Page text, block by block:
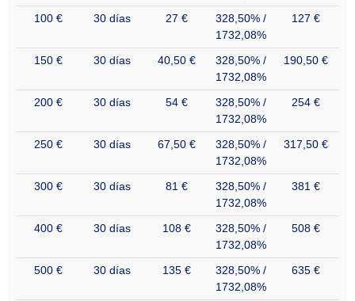
100 € 30 días 27 €
328,50% /
1732,08%
127 €
150 € 30 días 40,50 €
328,50% /
1732,08%
190,50 €
200 € 30 días 54 €
328,50% /
1732,08%
254 €
250 € 30 días 67,50 €
328,50% /
1732,08%
317,50 €
300 € 30 días 81 €
328,50% /
1732,08%
381 €
400 € 30 días 108 €
328,50% /
1732,08%
508 €
500 € 30 días 135 €
328,50% /
1732,08%
635 €